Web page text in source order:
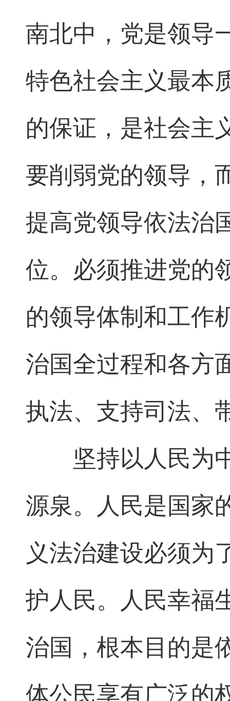
南北中，党是领导
特色社会主义最本
的保证，是社会主
要削弱党的领导，
提高党领导依法治
位。必须推进党的
的领导体制和工作
治国全过程和各方
执法、支持司法、
坚持以人民为
源泉。人民是国家
义法治建设必须为
护人民。人民幸福
治国，根本目的是
体公民享有广泛的